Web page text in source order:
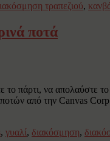
τραπεζιού,
ποτά
πάρτι, να απολαύστε
ποτών από την Canvas
, γυαλί, διακόσμηση,